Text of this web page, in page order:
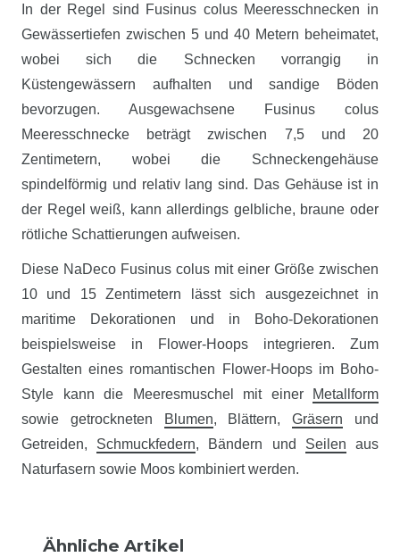
In der Regel sind Fusinus colus Meeresschnecken in
Gewässertiefen zwischen 5 und 40 Metern beheimatet,
wobei sich die Schnecken vorrangig in
Küstengewässern aufhalten und sandige Böden
bevorzugen. Ausgewachsene Fusinus colus
Meeresschnecke beträgt zwischen 7,5 und 20
Zentimetern, wobei die Schneckengehäuse
spindelförmig und relativ lang sind. Das Gehäuse ist in
der Regel weiß, kann allerdings gelbliche, braune oder
rötliche Schattierungen aufweisen.
Diese NaDeco Fusinus colus mit einer Größe zwischen
10 und 15 Zentimetern lässt sich ausgezeichnet in
maritime Dekorationen und in Boho-Dekorationen
beispielsweise in Flower-Hoops integrieren. Zum
Gestalten eines romantischen Flower-Hoops im Boho-
Style kann die Meeresmuschel mit einer
Metallform
sowie getrockneten
Blumen, Blättern,Gräsern und
Getreiden, Schmuckfedern, Bändern und Seilen aus
Naturfasern sowie Moos kombiniert werden.
Ähnliche Artikel